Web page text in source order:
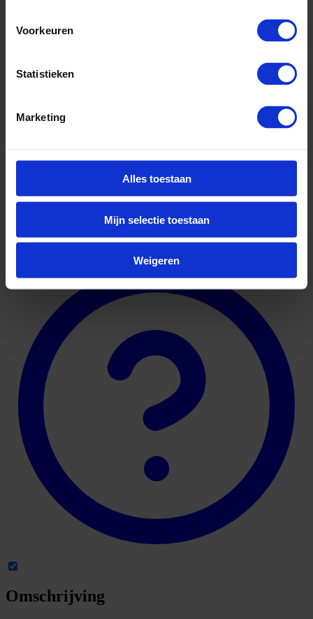
Voorkeuren
Statistieken
Marketing
Alles toestaan
Mijn selectie toestaan
Weigeren
Geuniformeerd
Omschrijving